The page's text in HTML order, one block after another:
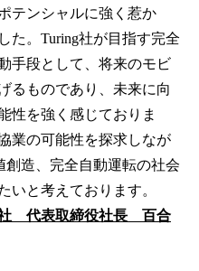
テンシャルに強く惹か
た。Turing社が目指す完全
手段として、将来のモビ
るものであり、未来に向
性を強く感じておりま
業の可能性を探求しなが
創造、完全自動運転の社会
いと考えております。
社 代表取締役社長 百合